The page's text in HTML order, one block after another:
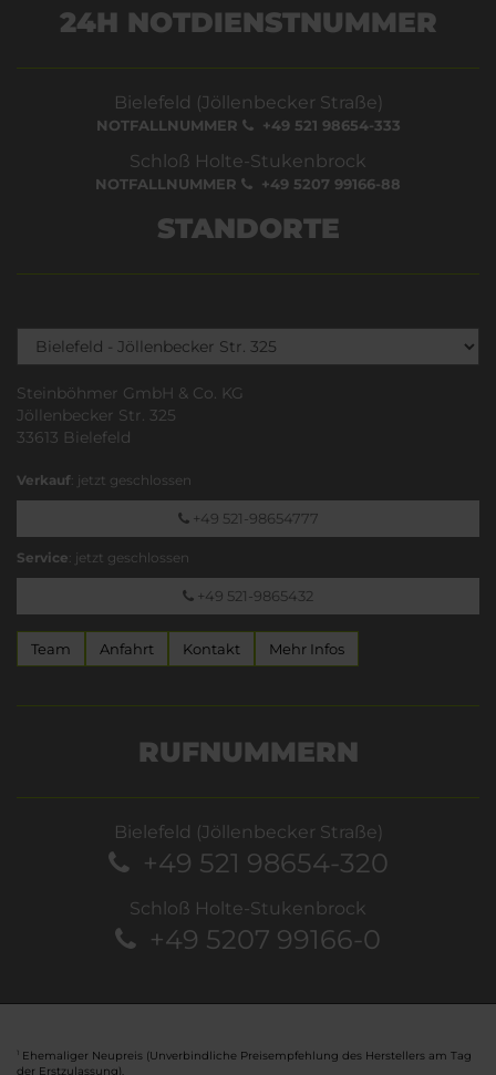
24H NOTDIENSTNUMMER
Bielefeld (Jöllenbecker Straße)
NOTFALLNUMMER +49 521 98654-333
Schloß Holte-Stukenbrock
NOTFALLNUMMER +49 5207 99166-88
STANDORTE
Steinböhmer GmbH & Co. KG
Jöllenbecker Str. 325
33613 Bielefeld
Verkauf: jetzt geschlossen
+49 521-98654777
Service: jetzt geschlossen
+49 521-9865432
Team Anfahrt Kontakt Mehr Infos
RUFNUMMERN
Bielefeld (Jöllenbecker Straße)
+49 521 98654-320
Schloß Holte-Stukenbrock
+49 5207 99166-0
Ehemaliger Neupreis (Unverbindliche Preisempfehlung des Herstellers am Tag
der Erstzulassung).